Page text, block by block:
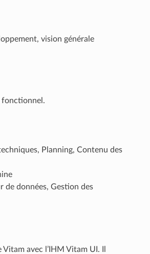
vision générale
Planning, Contenu des
données, Gestion des
avec l’IHM Vitam UI. Il